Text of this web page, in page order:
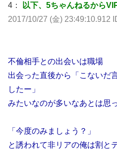
4：
以下、5ちゃんねるから
2017/10/27 (金) 23:49:10.912
不倫相手との出会いは職場
出会った直後から「こない
したー」
みたいなのが多いなあとは思
「今度のみましょう？」
と誘われて非リアの俺は割と